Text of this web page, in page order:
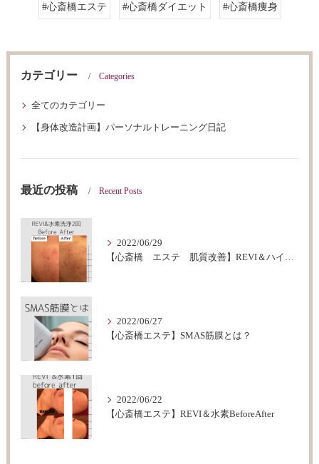
#心斎橋エステ #心斎橋ダイエット #心斎橋痩身
カテゴリー Categories
全てのカテゴリー
【身体改造計画】パーソナルトレーニング日記
最近の投稿 Recent Posts
2022/06/29
2022/06/27
【心斎橋エステ】SMAS筋膜とは？
2022/06/22
【心斎橋エステ】REVI＆水素BeforeAfter